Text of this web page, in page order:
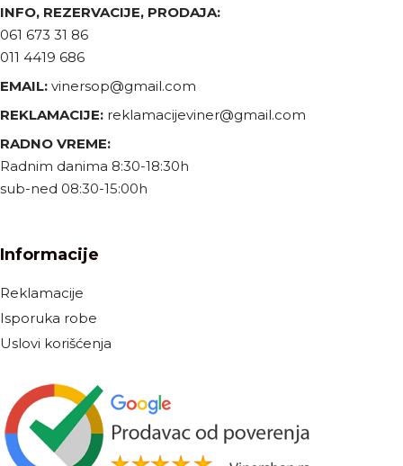
INFO, REZERVACIJE, PRODAJA:
061 673 31 86
011 4419 686
EMAIL: vinersop@gmail.com
REKLAMACIJE: reklamacijeviner@gmail.com
RADNO VREME:
Radnim danima 8:30-18:30h
sub-ned 08:30-15:00h
Informacije
Reklamacije
Isporuka robe
Uslovi korišćenja